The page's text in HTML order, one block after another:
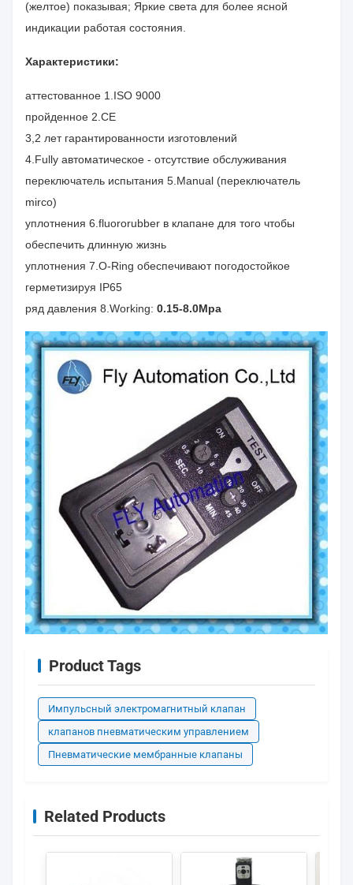
(желтое) показывая; Яркие света для более ясной
индикации работая состояния.
Характеристики:
аттестованное 1.ISO 9000
пройденное 2.CE
3,2 лет гарантированности изготовлений
4.Fully автоматическое - отсутствие обслуживания
переключатель испытания 5.Manual (переключатель
mirco)
уплотнения 6.fluororubber в клапане для того чтобы
обеспечить длинную жизнь
уплотнения 7.O-Ring обеспечивают погодостойкое
герметизируя IP65
ряд давления 8.Working: 0.15-8.0Mpa
Product Tags
Импульсный электромагнитный клапан
клапанов пневматическим управлением
Пневматические мембранные клапаны
Related Products